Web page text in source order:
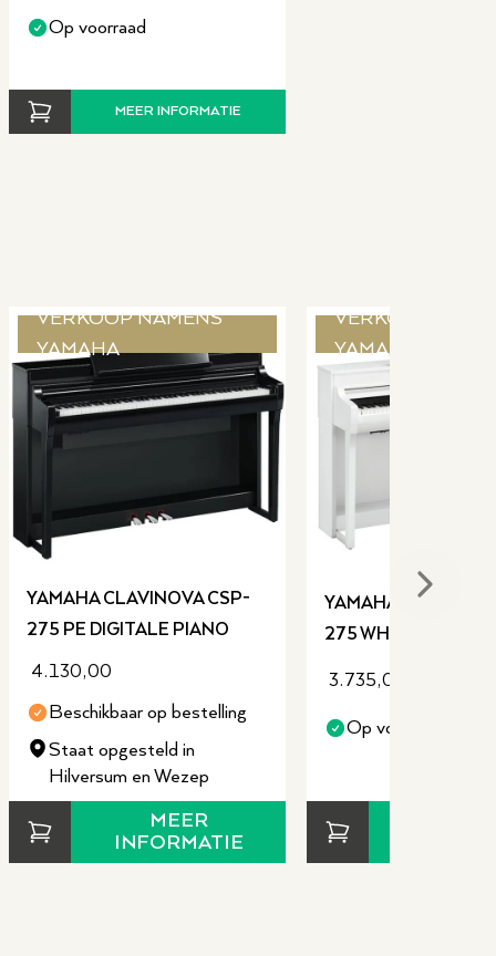
Op voorraad
MEER INFORMATIE
VERKOOP NAMENS
YAMAHA
YAMAHA CLAVINOVA CSP-
275 PE DIGITALE PIANO
4.130,00
Beschikbaar op bestelling
Staat opgesteld in
Hilversum en Wezep
MEER
INFORMATIE
VERKOOP
YAMAHA
YAMAHA
275 WH DIGITALE
3.735,00
Op voorraad
Next